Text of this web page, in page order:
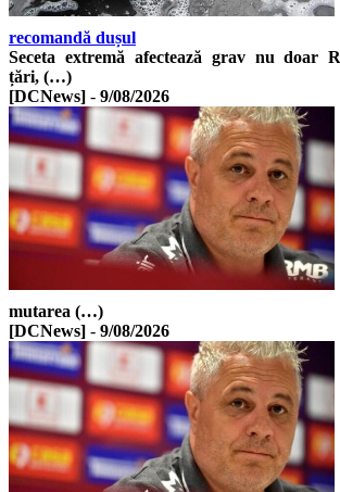
recomandă dușul
Seceta extremă afectează grav nu doar
țări, (…)
[DCNews] - 9/08/2026
mutarea (…)
[DCNews] - 9/08/2026